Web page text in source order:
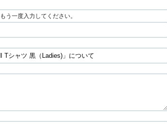
う一度入力してください。